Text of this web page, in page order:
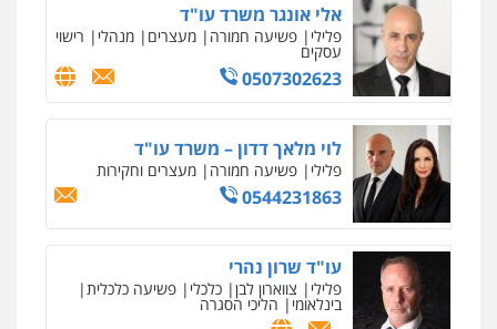
אלי אונגר משרד עו"ד
פלילי פשיעה חמורה מעצרים מנהלי רישוי
עסקים
0507302623
לוי מלאך דדון – משרד עו"ד
פלילי פשיעה חמורה מעצרים וחקירות
0544231863
עו"ד שרון נהרי
פלילי צווארון לבן כלכלי פשיעה כלכלית
בינלאומי הליכי הסגרה